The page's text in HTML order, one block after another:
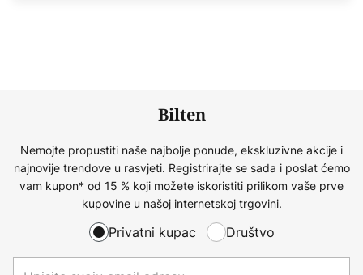
Bilten
Nemojte propustiti naše najbolje ponude, ekskluzivne akcije i
najnovije trendove u rasvjeti. Registrirajte se sada i poslat ćemo
vam kupon* od 15 % koji možete iskoristiti prilikom vaše prve
kupovine u našoj internetskoj trgovini.
Privatni kupac Društvo